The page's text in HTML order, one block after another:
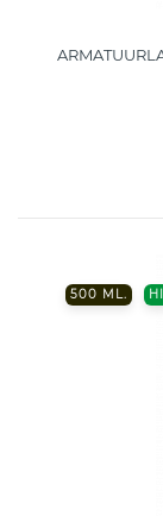
500 ML.